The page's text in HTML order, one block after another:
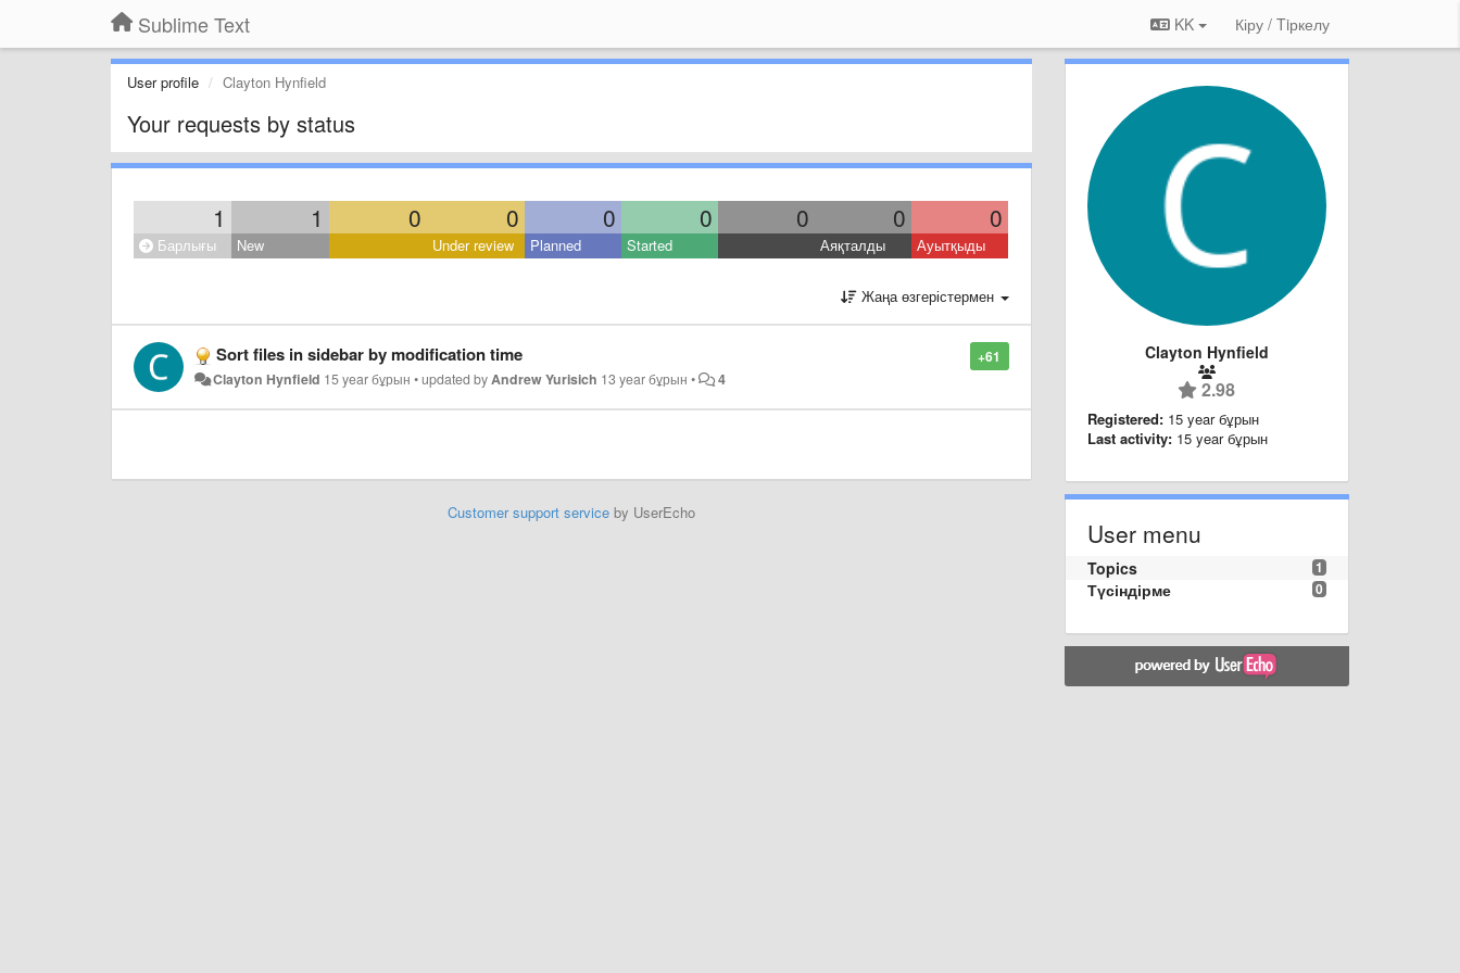
Sublime Text KK Кіру / Tiркелу
User profile Clayton Hynfield
Your requests by status
1 1 0 0 0 0 0 0 0
Барлығы New Under review Planned Started Аяқталды Ауытқыды
Жаңа өзгерістермен
+61
Sort files in sidebar by modification time
Clayton Hynfield 15 year бұрын •updated byAndrew Yurisich 13 year бұрын • 4
Customer support serviceby UserEcho
Clayton Hynfield
2.98
Registered: 15 year бұрын
Last activity: 15 year бұрын
User menu
1
Topics
0
Түсіндірме